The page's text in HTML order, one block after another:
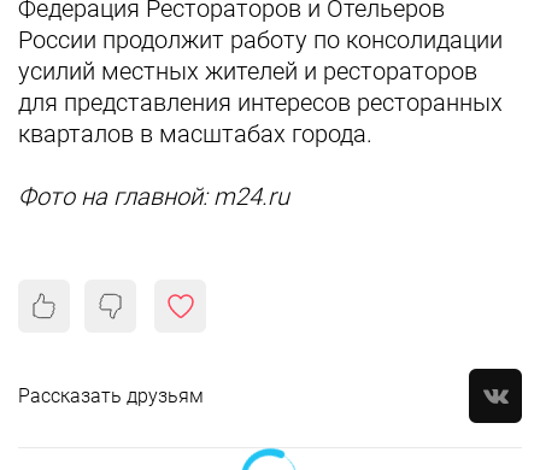
Федерация Рестораторов и Отельеров
России продолжит работу по консолидации
усилий местных жителей и рестораторов
для представления интересов ресторанных
кварталов в масштабах города.
Фото на главной: m24.ru
Рассказать друзьям